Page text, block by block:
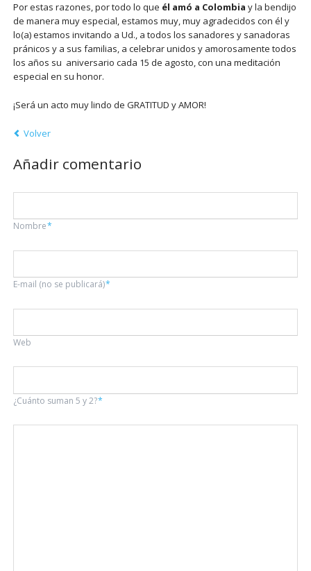
Por estas razones, por todo lo que él amó a Colombia y la bendijo
de manera muy especial, estamos muy, muy agradecidos con él y
lo(a) estamos invitando a Ud., a todos los sanadores y sanadoras
pránicos y a sus familias, a celebrar unidos y amorosamente todos
los años su aniversario cada 15 de agosto, con una meditación
especial en su honor.
¡Será un acto muy lindo de GRATITUD y AMOR!
Volver
Añadir comentario
Campo
Nombre*
Campo
E-mail (no se publicará)*
Web
¿Cuánto suman 5 y 2?*